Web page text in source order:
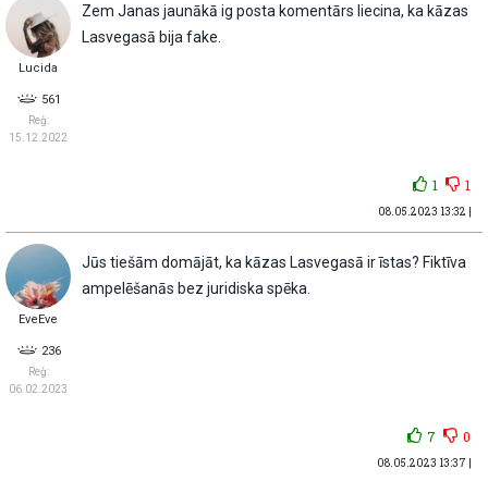
Lucida
561
Reģ:
15.12.2022
Zem Janas jaunākā ig posta komentārs liecina, ka kāzas
Lasvegasā bija fake.
1 1
08.05.2023 13:32 |
EveEve
236
Reģ:
06.02.2023
Jūs tiešām domājāt, ka kāzas Lasvegasā ir īstas? Fiktīva
ampelēšanās bez juridiska spēka.
7 0
08.05.2023 13:37 |